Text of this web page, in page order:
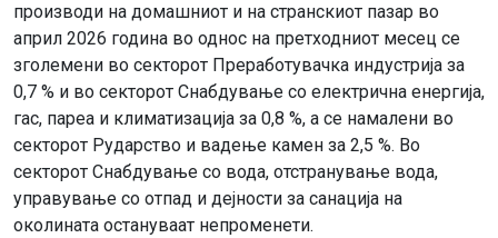
производи на домашниот и на странскиот пазар во
април 2026 година во однос на претходниот месец се
зголемени во секторот Преработувачка индустрија за
0,7 % и во секторот Снабдување со електрична енергија,
гас, пареа и климатизација за 0,8 %, а се намалени во
секторот Рударство и вадење камен за 2,5 %. Во
секторот Снабдување со вода, отстранување вода,
управување со отпад и дејности за санација на
околината остануваат непроменети.